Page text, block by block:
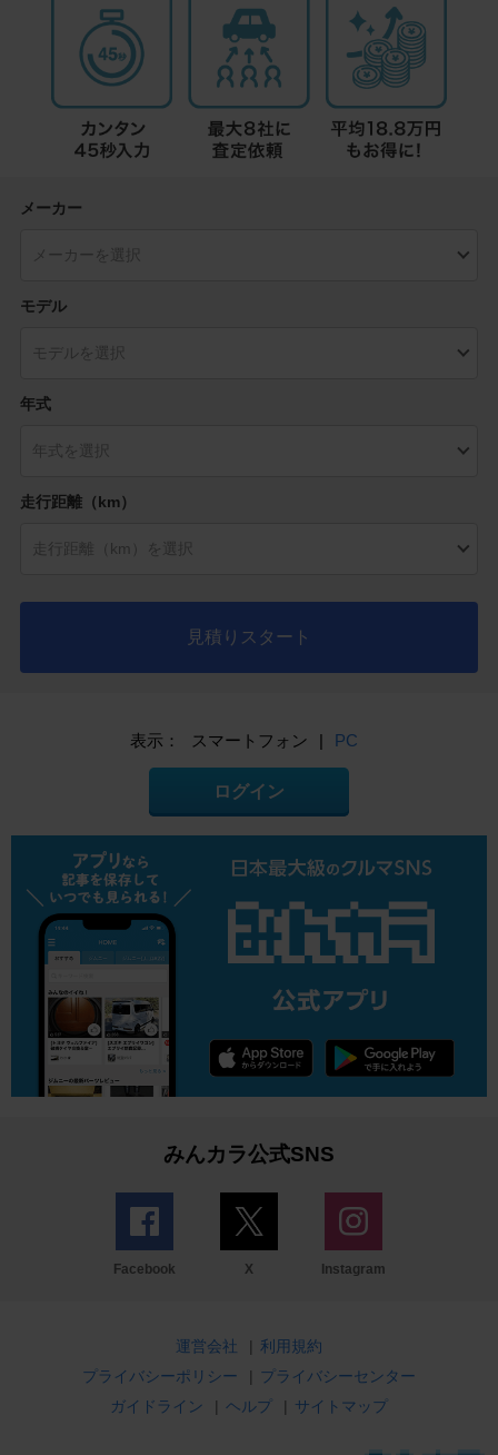
メーカー
モデル
年式
走行距離（km）
見積りスタート
表示： スマートフォン | PC
ログイン
みんカラ公式SNS
Facebook X Instagram
運営会社 | 利用規約
プライバシーポリシー
| プライバシーセンター
ガイドライン
| ヘルプ | サイトマップ